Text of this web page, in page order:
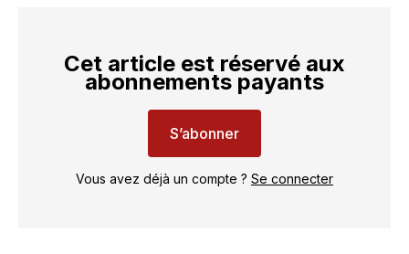
Cet article est réservé aux
abonnements payants
S’abonner
Vous avez déjà un compte ? Se connecter